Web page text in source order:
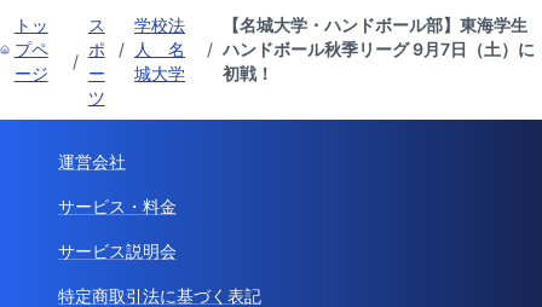
トッ
プペ
ージ
/
ス
ポ
ー
ツ
/
学校法
人 名
城大学
/
【名城大学・ハンドボール部】東海学生
ハンドボール秋季リーグ 9月7日（土）に
初戦！
運営会社
サービス・料金
サービス説明会
特定商取引法に基づく表記